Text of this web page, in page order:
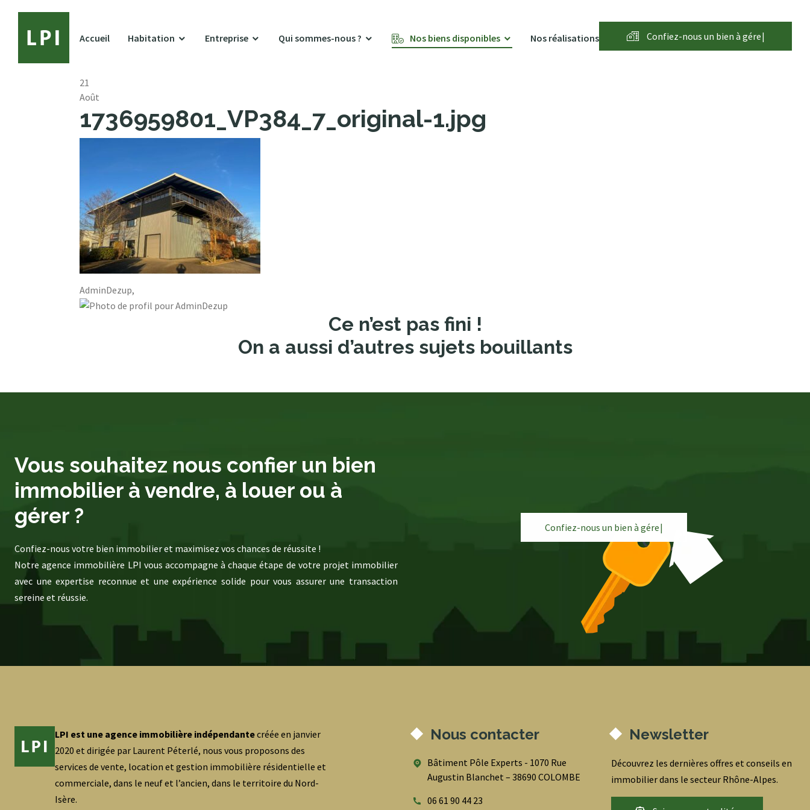
Accueil Habitation Entreprise Qui sommes-nous ? Nos biens disponibles Nos réalisations Confiez-nous un bien à gérer|
21
Août
1736959801_VP384_7_original-1.jpg
AdminDezup,
Ce n’est pas fini !
On a aussi d’autres sujets bouillants
Vous souhaitez nous confier un bien
immobilier à vendre, à louer ou à
gérer ?
Confiez-nous votre bien immobilier et maximisez vos chances de réussite !
Notre agence immobilière LPI vous accompagne à chaque étape de votre projet immobilier
avec une expertise reconnue et une expérience solide pour vous assurer une transaction
sereine et réussie.
Confiez-nous un bien à gérer
LPI est une agence immobilière indépendantecréée en janvier
2020 et dirigée par Laurent Péterlé, nous vous proposons des
services de vente, location et gestion immobilière résidentielle et
commerciale, dans le neuf et l’ancien, dans le territoire du Nord-
Isère.
Nous contacter
Bâtiment Pôle Experts - 1070 Rue
Augustin Blanchet – 38690 COLOMBE
06 61 90 44 23
Newsletter
Découvrez les dernières offres et conseils en
immobilier dans le secteur Rhône-Alpes.